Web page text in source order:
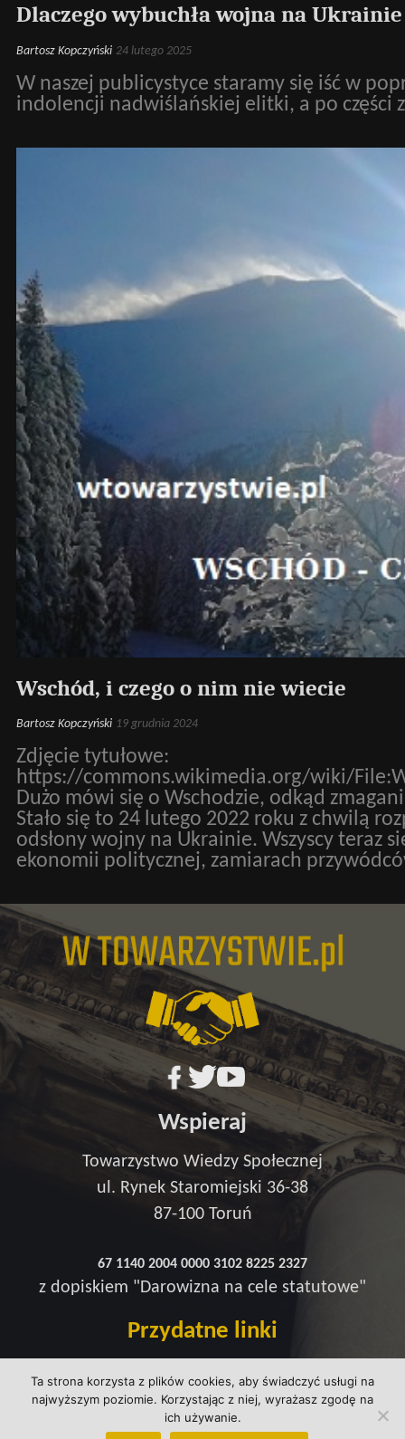
Dlaczego wybuchła wojna na Ukrainie
Bartosz Kopczyński 24 lutego 2025
W naszej publicystyce staramy się iść w
indolencji nadwiślańskiej elitki, a po
Wschód, i czego o nim nie wiecie
Bartosz Kopczyński 19 grudnia 2024
Zdjęcie tytułowe:
https://commons.wikimedia.org/wiki/
Dużo mówi się o Wschodzie, odkąd
Stało się to 24 lutego 2022 roku z chwilą
odsłony wojny na Ukrainie. Wszyscy teraz
ekonomii politycznej, zamiarach
Ta strona korzysta z plików cookies, aby świadczyć usługi na
najwyższym poziomie. Korzystając z niej, wyrażasz zgodę na
ich używanie.
Wspieraj
Towarzystwo Wiedzy Społecznej
ul. Rynek Staromiejski 36-38
87-100 Toruń
67 1140 2004 0000 3102 8225 2327
z dopiskiem "Darowizna na cele statutowe"
Przydatne linki
Strefa wsparcia
Polityka prywatności